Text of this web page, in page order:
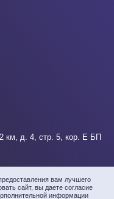
вам лучшего
сайт, вы даете согласие
информации
км, д. 4, стр. 5, кор. Е БП